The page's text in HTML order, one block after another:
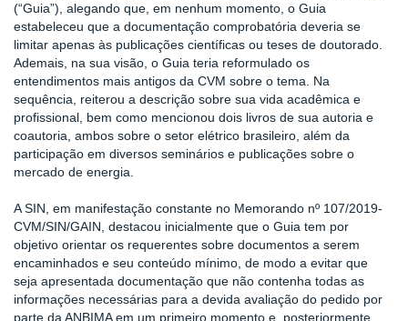
(“Guia”), alegando que, em nenhum momento, o Guia
estabeleceu que a documentação comprobatória deveria se
limitar apenas às publicações científicas ou teses de doutorado.
Ademais, na sua visão, o Guia teria reformulado os
entendimentos mais antigos da CVM sobre o tema. Na
sequência, reiterou a descrição sobre sua vida acadêmica e
profissional, bem como mencionou dois livros de sua autoria e
coautoria, ambos sobre o setor elétrico brasileiro, além da
participação em diversos seminários e publicações sobre o
mercado de energia.
A SIN, em manifestação constante no Memorando nº 107/2019-
CVM/SIN/GAIN, destacou inicialmente que o Guia tem por
objetivo orientar os requerentes sobre documentos a serem
encaminhados e seu conteúdo mínimo, de modo a evitar que
seja apresentada documentação que não contenha todas as
informações necessárias para a devida avaliação do pedido por
parte da ANBIMA em um primeiro momento e, posteriormente,